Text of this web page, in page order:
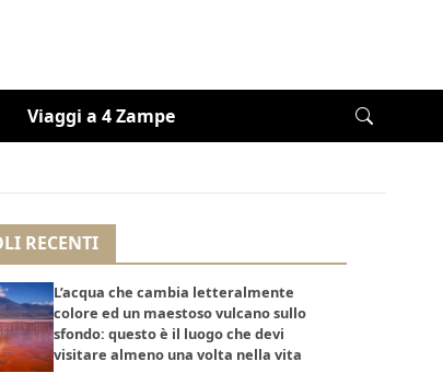
Viaggi a 4 Zampe
RECENTI
L’acqua che cambia letteralmente
colore ed un maestoso vulcano sullo
sfondo: questo è il luogo che devi
visitare almeno una volta nella vita